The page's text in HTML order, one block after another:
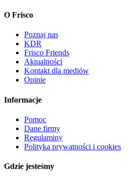
O Frisco
Poznaj nas
KDR
Frisco Friends
Aktualności
Kontakt dla mediów
Opinie
Informacje
Pomoc
Dane firmy
Regulaminy
Polityka prywatności i cookies
Gdzie jesteśmy